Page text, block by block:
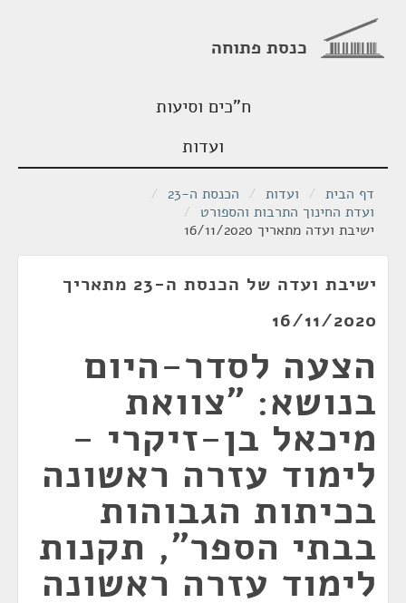
כנסת פתוחה
ח"כים וסיעות
ועדות
דף הבית / ועדות / הכנסת ה-23
/
ועדת החינוך התרבות והספורט /
ישיבת ועדה מתאריך 16/11/2020
ישיבת ועדה של הכנסת ה-23 מתאריך
16/11/2020
הצעה לסדר-היום
בנושא: "צוואת
מיכאל בן-זיקרי -
לימוד עזרה ראשונה
בכיתות הגבוהות
בבתי הספר", תקנות
לימוד עזרה ראשונה